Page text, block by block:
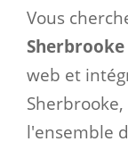
Vous
Sherbrooke
web et
l'ensemble